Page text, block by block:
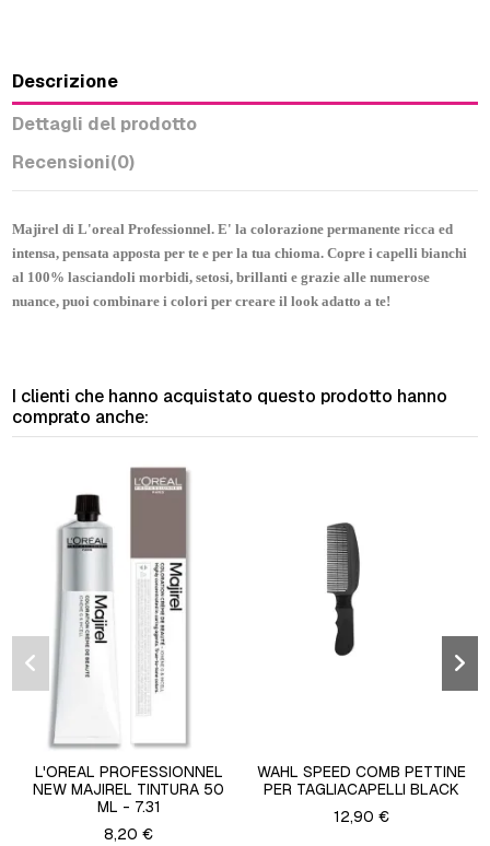
Descrizione
Dettagli del prodotto
Recensioni(0)
Majirel di L'oreal Professionnel. E' la colorazione permanente ricca ed
intensa, pensata apposta per te e per la tua chioma. Copre i capelli bianchi
al 100% lasciandoli morbidi, setosi, brillanti e grazie alle numerose
nuance, puoi combinare i colori per creare il look adatto a te!
I clienti che hanno acquistato questo prodotto hanno
comprato anche:
L'OREAL PROFESSIONNEL
NEW MAJIREL TINTURA 50
ML - 7.31
8,20 €
WAHL SPEED COMB PETTINE
PER TAGLIACAPELLI BLACK
12,90 €